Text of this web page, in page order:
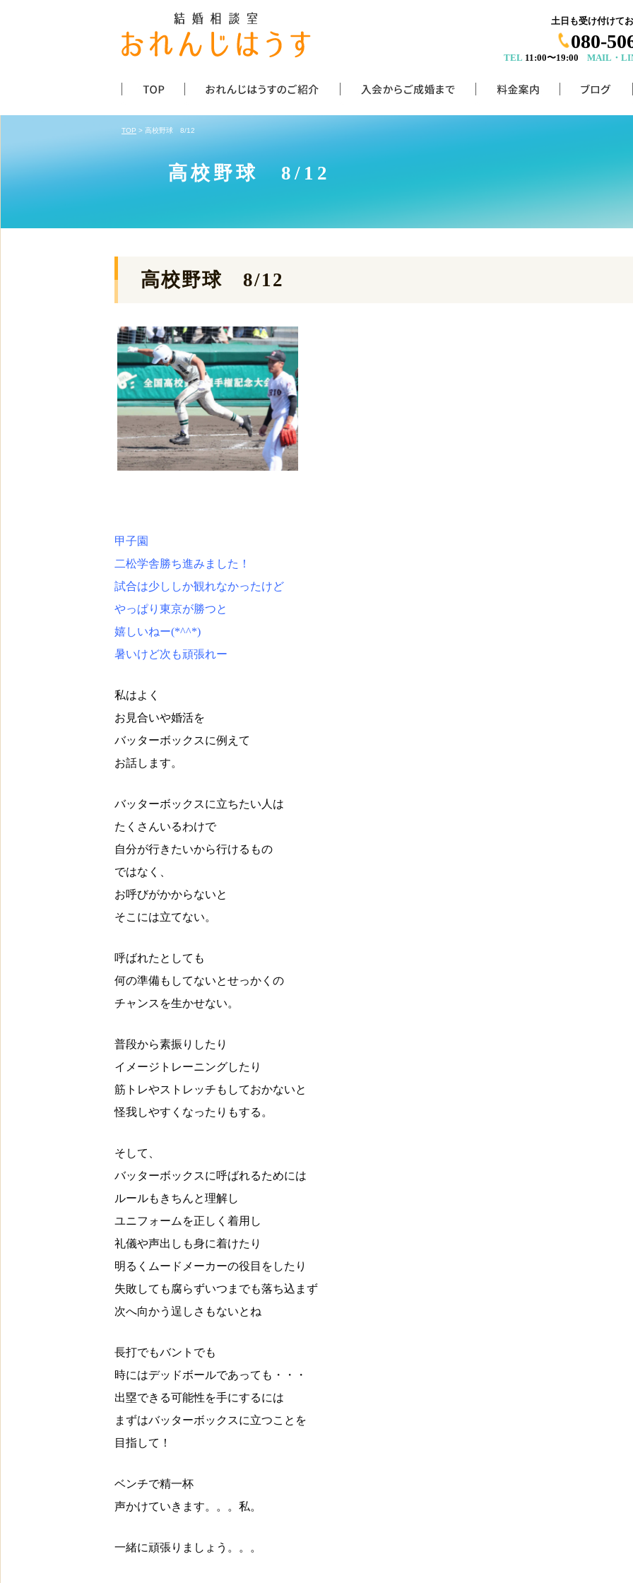
土日も受け付けて
080-
TEL 11:00〜19:00 MAIL・
TOP > 高校野球 8/12
高校野球 8/12
高校野球 8/12
甲子園
二松学舎勝ち進みました！
試合は少ししか観れなかったけど
やっぱり東京が勝つと
嬉しいねー(*^^*)
暑いけど次も頑張れー
私はよく
お見合いや婚活を
バッターボックスに例えて
お話します。
バッターボックスに立ちたい人は
たくさんいるわけで
自分が行きたいから行けるもの
ではなく、
お呼びがかからないと
そこには立てない。
呼ばれたとしても
何の準備もしてないとせっかくの
チャンスを生かせない。
普段から素振りしたり
イメージトレーニングしたり
筋トレやストレッチもしておかないと
怪我しやすくなったりもする。
そして、
バッターボックスに呼ばれるためには
ルールもきちんと理解し
ユニフォームを正しく着用し
礼儀や声出しも身に着けたり
明るくムードメーカーの役目をしたり
失敗しても腐らずいつまでも落ち込まず
次へ向かう逞しさもないとね
長打でもバントでも
時にはデッドボールであっても・・・
出塁できる可能性を手にするには
まずはバッターボックスに立つことを
目指して！
ベンチで精一杯
声かけていきます。。。私。
一緒に頑張りましょう。。。